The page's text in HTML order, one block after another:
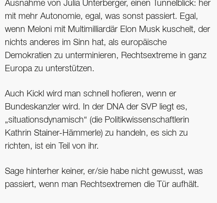
Ausnahme von Julia Unterberger, einen Tunnelblick: her
mit mehr Autonomie, egal, was sonst passiert. Egal,
wenn Meloni mit Multimilliardär Elon Musk kuschelt, der
nichts anderes im Sinn hat, als europäische
Demokratien zu unterminieren, Rechtsextreme in ganz
Europa zu unterstützen.
Auch Kickl wird man schnell hofieren, wenn er
Bundeskanzler wird. In der DNA der SVP liegt es,
„situationsdynamisch“ (die Politikwissenschaftlerin
Kathrin Stainer-Hämmerle) zu handeln, es sich zu
richten, ist ein Teil von ihr.
Sage hinterher keiner, er/sie habe nicht gewusst, was
passiert, wenn man Rechtsextremen die Tür aufhält.